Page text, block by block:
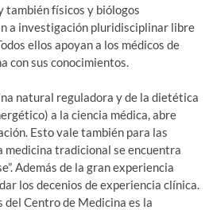
también físicos y biólogos
a investigación pluridisciplinar libre
ellos apoyan a los médicos de
con sus conocimientos.
natural reguladora y de la dietética
a la ciencia médica, abre
Esto vale también para las
medicina tradicional se encuentra
Además de la gran experiencia
los decenios de experiencia clínica.
del Centro de Medicina es la